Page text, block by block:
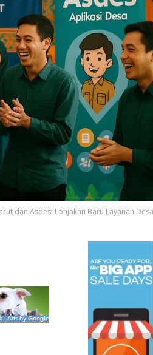
dan Asdes: Lonjakan Baru Layanan Desa